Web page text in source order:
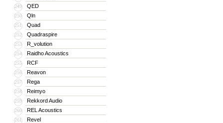
249 QED
250 Qln
251 Quad
252 Quadraspire
253 R_volution
254 Raidho Acoustics
255 RCF
256 Reavon
257 Rega
258 Reimyo
259 Rekkord Audio
260 REL Acoustics
261 Revel